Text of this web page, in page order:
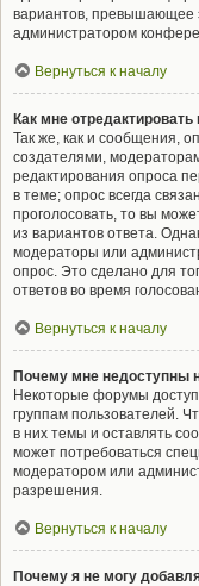
вариантов, превышающее
администратором
Вернуться к началу
Как мне
Так же, как и сообщения,
создателями,
редактирования опроса
в теме; опрос всегда
проголосовать, то вы
из вариантов ответа.
модераторы или
опрос. Это сделано для
ответов во время
Вернуться к началу
Почему мне недоступны
Некоторые форумы
группам пользователей.
в них темы и оставлять
может потребоваться
модератором или
разрешения.
Вернуться к началу
Почему я не могу